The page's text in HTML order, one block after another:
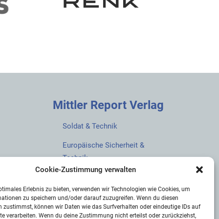
Cookie-Zustimmung verwalten
Erlebnis zu bieten, verwenden wir Technologien wie Cookies, um
zu speichern und/oder darauf zuzugreifen. Wenn du diesen
zustimmst, können wir Daten wie das Surfverhalten oder eindeutige IDs auf
verarbeiten. Wenn du deine Zustimmung nicht erteilst oder zurückziehst,
Mittler Report Verlag
Soldat & Technik
Europäische Sicherheit &
Technik
MarineForum
Verlagswebsite